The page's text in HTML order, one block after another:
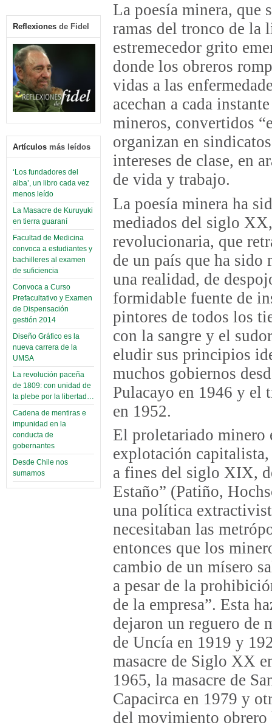
Reflexiones de Fidel
Artículos más leídos
‘Los fundadores del
alba’, un libro cada vez
menos leído
La Masacre de Kuruyuki
en tierra guaraní
Facultad de Medicina
convoca a estudiantes y
bachilleres al examen
de suficiencia
Convoca a Curso
Prefacultativo y Examen
de Dispensación
gestión 2014
Diseño Gráfico es la
nueva carrera de la
UMSA
La revolución paceña
de 1809: con unidad de
la plebe por la libertad…
Cadena de mentiras e
impunidad en la
conducta de
gobernantes
Desde Chile nos
sumamos
La poesía minera, que
ramas del tronco de la
estremecedor grito
donde los obreros
vidas a las
acechan a cada
mineros, convertidos
organizan en
intereses de clase, en
de vida y trabajo.
La poesía minera ha
mediados del siglo
revolucionaria, que
de un país que ha sido
una realidad, de
formidable fuente de
pintores de todos los
con la sangre y el
eludir sus principios
muchos gobiernos
Pulacayo en 1946 y el
en 1952.
El proletariado minero
explotación
a fines del siglo XIX,
Estaño” (Patiño,
una política
necesitaban las
entonces que los
cambio de un mísero
a pesar de la
de la empresa”. Esta
dejaron un reguero de
de Uncía en 1919 y
masacre de Siglo XX
1965, la masacre de
Capacirca en 1979 y
del movimiento